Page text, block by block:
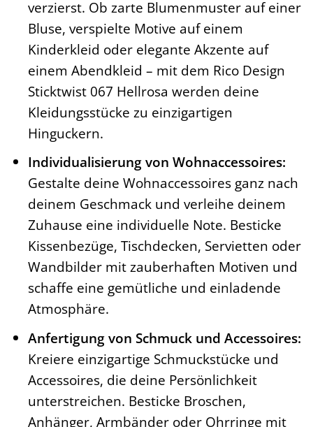
verzierst. Ob zarte Blumenmuster auf einer
Bluse, verspielte Motive auf einem
Kinderkleid oder elegante Akzente auf
einem Abendkleid – mit dem Rico Design
Sticktwist 067 Hellrosa werden deine
Kleidungsstücke zu einzigartigen
Hinguckern.
Individualisierung von Wohnaccessoires:
Gestalte deine Wohnaccessoires ganz nach
deinem Geschmack und verleihe deinem
Zuhause eine individuelle Note. Besticke
Kissenbezüge, Tischdecken, Servietten oder
Wandbilder mit zauberhaften Motiven und
schaffe eine gemütliche und einladende
Atmosphäre.
Anfertigung von Schmuck und Accessoires:
Kreiere einzigartige Schmuckstücke und
Accessoires, die deine Persönlichkeit
unterstreichen. Besticke Broschen,
Anhänger, Armbänder oder Ohrringe mit